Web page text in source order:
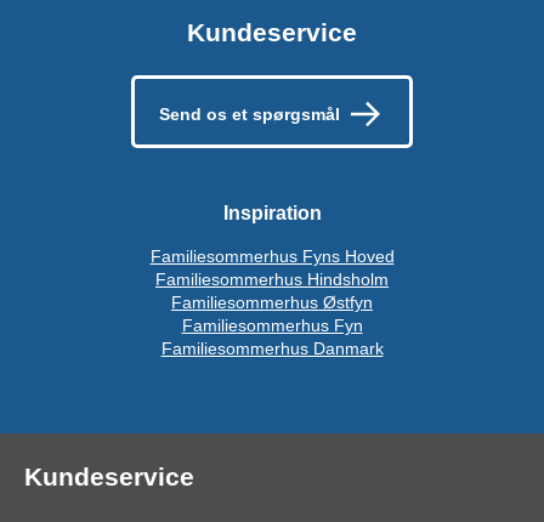
Kundeservice
Send os et spørgsmål
Inspiration
Familiesommerhus Fyns Hoved
Familiesommerhus Hindsholm
Familiesommerhus Østfyn
Familiesommerhus Fyn
Familiesommerhus Danmark
Kundeservice